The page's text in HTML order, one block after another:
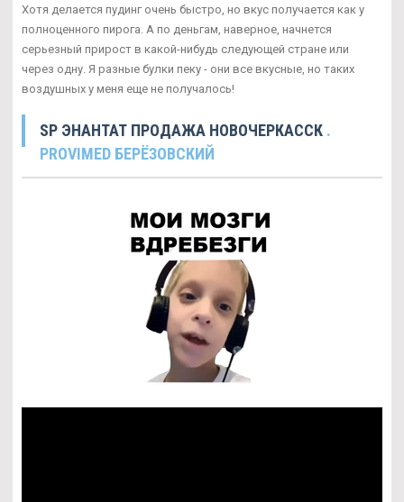
Хотя делается пудинг очень быстро, но вкус получается как у
полноценного пирога. А по деньгам, наверное, начнется
серьезный прирост в какой-нибудь следующей стране или
через одну. Я разные булки пеку - они все вкусные, но таких
воздушных у меня еще не получалось!
SP ЭНАНТАТ ПРОДАЖА НОВОЧЕРКАССК .
PROVIMED БЕРЁЗОВСКИЙ